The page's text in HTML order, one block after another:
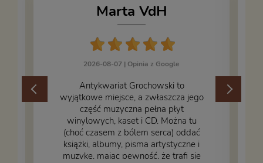
Marta VdH
2026-08-07 | Opinia z Google
​Antykwariat Grochowski to
wyjątkowe miejsce, a zwłaszcza jego
część muzyczna pełna płyt
winylowych, kaset i CD. Można tu
(choć czasem z bólem serca) oddać
książki, albumy, pisma artystyczne i
muzykę, mając pewność, że trafi się